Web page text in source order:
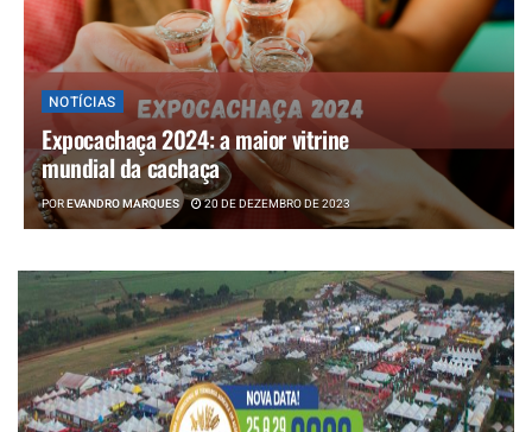
NOTÍCIAS
Expocachaça 2024: a maior vitrine
mundial da cachaça
POREVANDRO MARQUES 20 DE DEZEMBRO DE 2023